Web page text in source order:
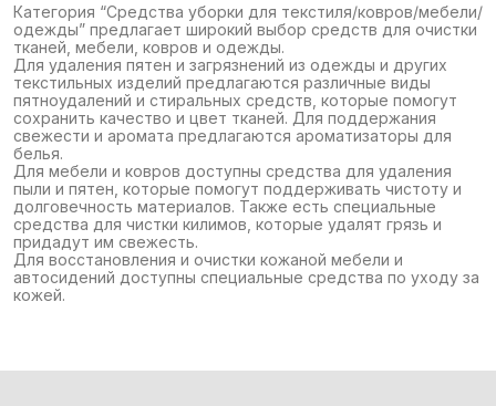
Категория “Средства уборки для текстиля/ковров/мебели/
одежды” предлагает широкий выбор средств для очистки
тканей, мебели, ковров и одежды.
Для удаления пятен и загрязнений из одежды и других
текстильных изделий предлагаются различные виды
пятноудалений и стиральных средств, которые помогут
сохранить качество и цвет тканей. Для поддержания
свежести и аромата предлагаются ароматизаторы для
белья.
Для мебели и ковров доступны средства для удаления
пыли и пятен, которые помогут поддерживать чистоту и
долговечность материалов. Также есть специальные
средства для чистки килимов, которые удалят грязь и
придадут им свежесть.
Для восстановления и очистки кожаной мебели и
автосидений доступны специальные средства по уходу за
кожей.